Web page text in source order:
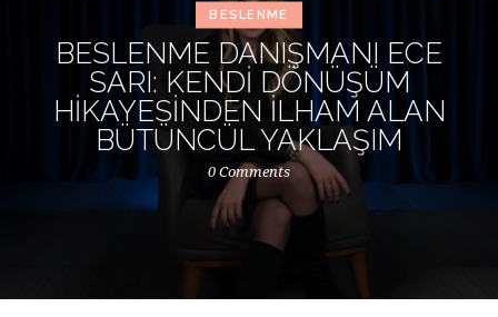
BESLENME
BESLENME DANIŞMANI ECE
SARI: KENDI DÖNÜŞÜM
HIKAYESINDEN İLHAM ALAN
BÜTÜNCÜL YAKLAŞIM
0 Comments